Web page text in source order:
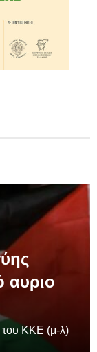
αυριο
του ΚΚΕ (μ-λ)